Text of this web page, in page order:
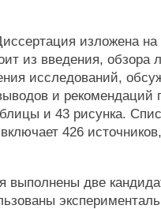
изложена на
из введения, обзора
исследований,
и рекомендаций
и 43 рисунка.
426
выполнены две